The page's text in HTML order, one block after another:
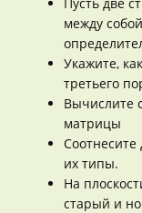
между
Укажите,
третьего
Вычислите
матрицы
их типы.
На
старый и